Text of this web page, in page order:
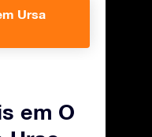
Ursa
em O